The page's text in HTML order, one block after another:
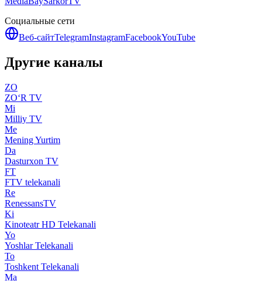
Социальные сети
Веб-сайтTelegramInstagramFacebookYouTube
Другие каналы
ZO
ZO‘R TV
Mi
Milliy TV
Me
Mening Yurtim
Da
Dasturxon TV
FT
FTV telekanali
Re
RenessansTV
Ki
Kinoteatr HD Telekanali
Yo
Yoshlar Telekanali
To
Toshkent Telekanali
Ma